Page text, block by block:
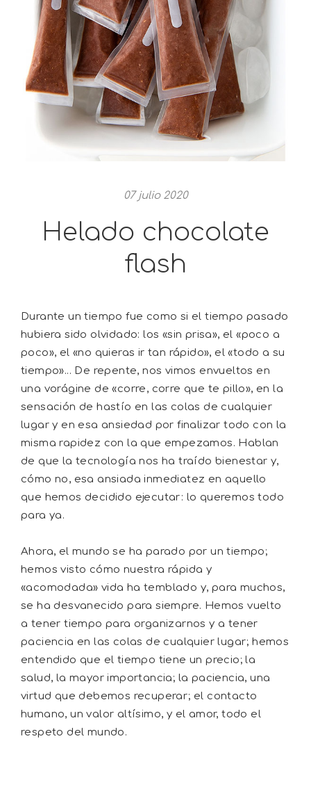
07 julio 2020
Helado chocolate
flash
Durante un tiempo fue como si el tiempo pasado
hubiera sido olvidado: los «sin prisa», el «poco a
poco», el «no quieras ir tan rápido», el «todo a su
tiempo»... De repente, nos vimos envueltos en
una vorágine de «corre, corre que te pillo», en la
sensación de hastío en las colas de cualquier
lugar y en esa ansiedad por finalizar todo con la
misma rapidez con la que empezamos. Hablan
de que la tecnología nos ha traído bienestar y,
cómo no, esa ansiada inmediatez en aquello
que hemos decidido ejecutar: lo queremos todo
para ya.
Ahora, el mundo se ha parado por un tiempo;
hemos visto cómo nuestra rápida y
«acomodada» vida ha temblado y, para muchos,
se ha desvanecido para siempre. Hemos vuelto
a tener tiempo para organizarnos y a tener
paciencia en las colas de cualquier lugar; hemos
entendido que el tiempo tiene un precio; la
salud, la mayor importancia; la paciencia, una
virtud que debemos recuperar; el contacto
humano, un valor altísimo, y el amor, todo el
respeto del mundo.